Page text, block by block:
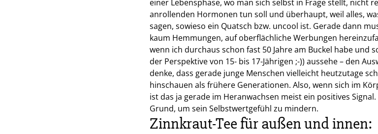
einer Lebensphase, wo man sich selbst in Frage stellt, nicht
anrollenden Hormonen tun soll und überhaupt, weil alles,
sagen, sowieso ein Quatsch bzw. uncool ist. Gerade dann
kaum Hemmungen, auf oberflächliche Werbungen
wenn ich durchaus schon fast 50 Jahre am Buckel habe und
der Perspektive von 15- bis 17-Jährigen ;-)) aussehe – den
denke, dass gerade junge Menschen vielleicht heutzutage
hinschauen als frühere Generationen. Also, wenn sich im
ist das ja gerade im Heranwachsen meist ein positives
Grund, um sein Selbstwertgefühl zu mindern.
Zinnkraut-Tee für außen und innen: